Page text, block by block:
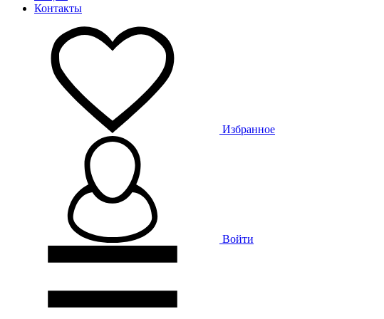
Контакты
Избранное
Войти